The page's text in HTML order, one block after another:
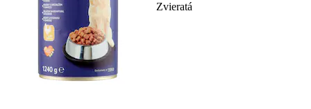
Zvieratá